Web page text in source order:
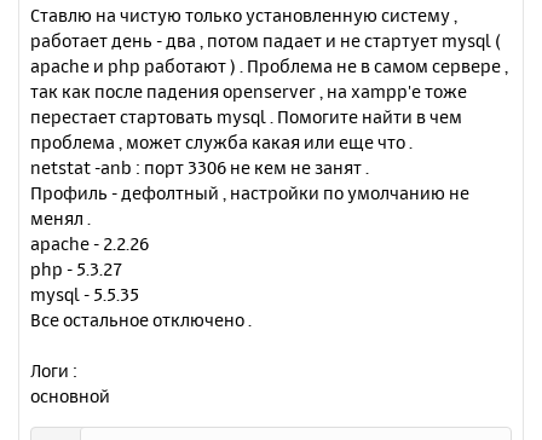
о
б
щ
е
н
и
е
Ставлю на чистую только установленную систему ,
работает день - два , потом падает и не стартует mysql (
apache и php работают ) . Проблема не в самом сервере ,
так как после падения openserver , на xampp'е тоже
перестает стартовать mysql . Помогите найти в чем
проблема , может служба какая или еще что .
netstat -anb : порт 3306 не кем не занят .
Профиль - дефолтный , настройки по умолчанию не
менял .
apache - 2.2.26
php - 5.3.27
mysql - 5.5.35
Все остальное отключено .
Логи :
основной